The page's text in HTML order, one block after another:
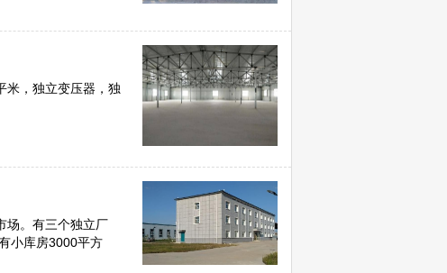
米，独立变压器，独
场。有三个独立厂
小库房3000平方